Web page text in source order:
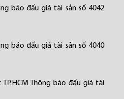
báo đấu giá tài sản số 4042
báo đấu giá tài sản số 4040
TP.HCM Thông báo đấu giá tài